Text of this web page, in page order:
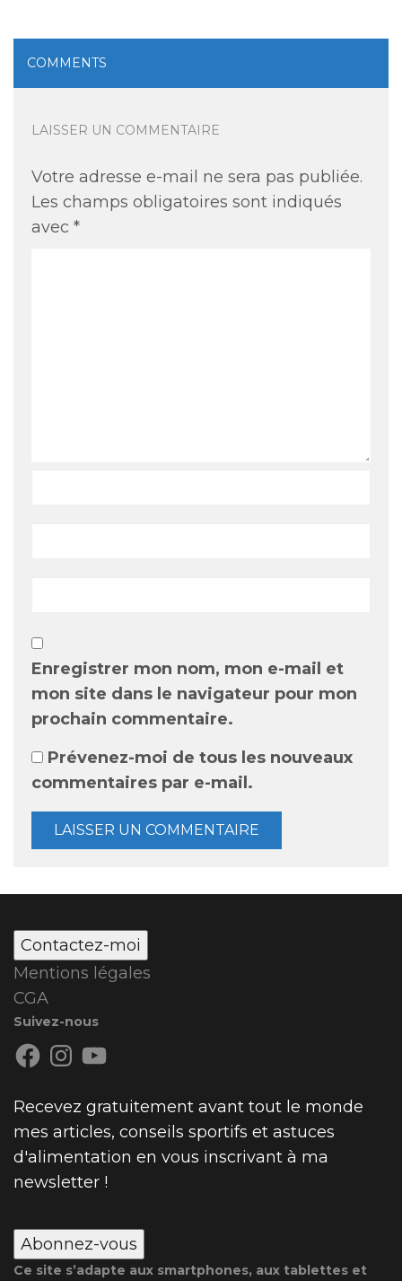
COMMENTS
LAISSER UN COMMENTAIRE
Votre adresse e-mail ne sera pas publiée.
Les champs obligatoires sont indiqués
avec *
Enregistrer mon nom, mon e-mail et
mon site dans le navigateur pour mon
prochain commentaire.
Prévenez-moi de tous les nouveaux
commentaires par e-mail.
Contactez-moi
Mentions légales
CGA
Suivez-nous
Facebook
Instagram
YouTube
Recevez gratuitement avant tout le monde
mes articles, conseils sportifs et astuces
d'alimentation en vous inscrivant à ma
newsletter !
Abonnez-vous
Ce site s’adapte aux smartphones, aux tablettes et